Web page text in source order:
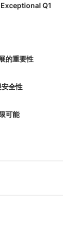
Q1
的重要性
全性
可能